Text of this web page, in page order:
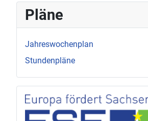
Pläne
Jahreswochenplan
Stundenpläne